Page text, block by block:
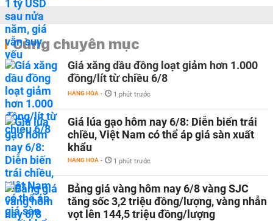
Cùng chuyên mục
Giá xăng dầu đồng loạt giảm hơn 1.000
đồng/lít từ chiều 6/8
HÀNG HÓA - 1 phút trước
Giá lúa gạo hôm nay 6/8: Diễn biến trái
chiều, Việt Nam có thể áp giá sàn xuất
khẩu
HÀNG HÓA - 1 phút trước
Bảng giá vàng hôm nay 6/8 vàng SJC
tăng sốc 3,2 triệu đồng/lượng, vàng nhẫn
vọt lên 144,5 triệu đồng/lượng